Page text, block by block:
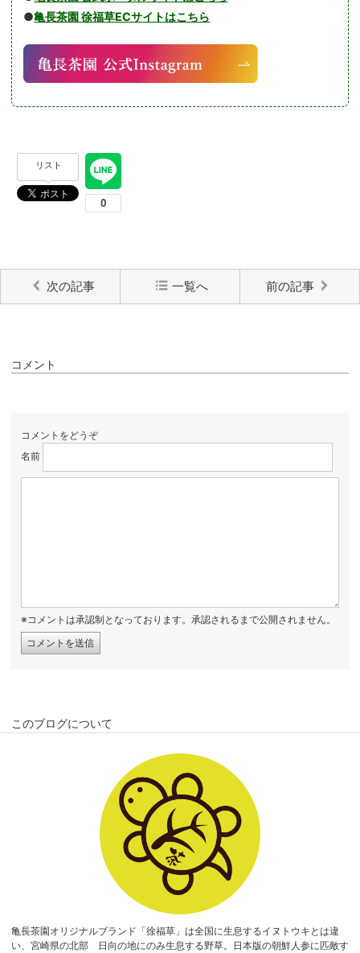
●亀長茶園 徐福草ECサイトはこちら
リスト
次の記事 一覧へ 前の記事
コメント
コメントをどうぞ
名前
※コメントは承認制となっております。承認されるまで公開されません。
このブログについて
亀長茶園オリジナルブランド「徐福草」は全国に生息するイヌトウキとは違
い、宮崎県の北部 日向の地にのみ生息する野草。日本版の朝鮮人参に匹敵す